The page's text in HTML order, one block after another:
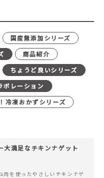
国産無添加シリーズ
商品紹介
ちょうど良いシリーズ
ボレーション
冷凍おかずシリーズ
大満足なチキンナゲット
肉を使ったやさしいチキンナゲ